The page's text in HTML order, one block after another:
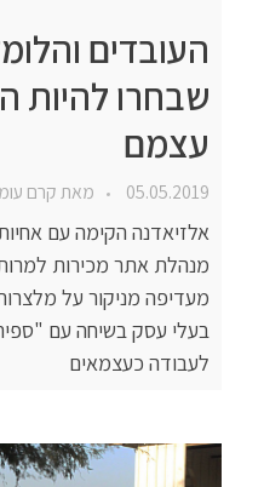
העובדים
שבחרו להיות
עצמם
05.05.2019 מאתקרם
אלזיאדנה הקימה עם
מנהלת אתר מכירות
מעדיפה מניקור על
בעלי עסק בשיחה עם
לעבודה כעצמאים